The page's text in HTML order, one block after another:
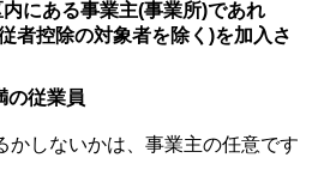
にある事業主(事業所)であれ
者控除の対象者を除く)を加入さ
の従業員
しないかは、事業主の任意です